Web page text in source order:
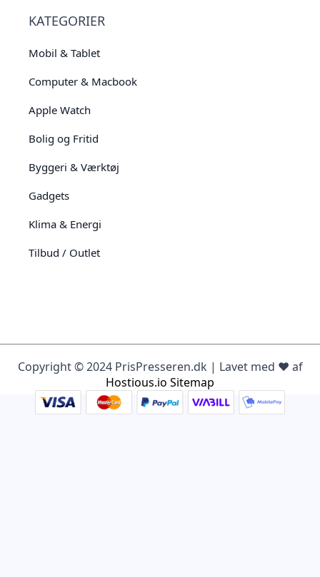
KATEGORIER
Mobil & Tablet
Computer & Macbook
Apple Watch
Bolig og Fritid
Byggeri & Værktøj
Gadgets
Klima & Energi
Tilbud / Outlet
Copyright © 2024 PrisPresseren.dk | Lavet med ♥️ af
Hostious.io Sitemap